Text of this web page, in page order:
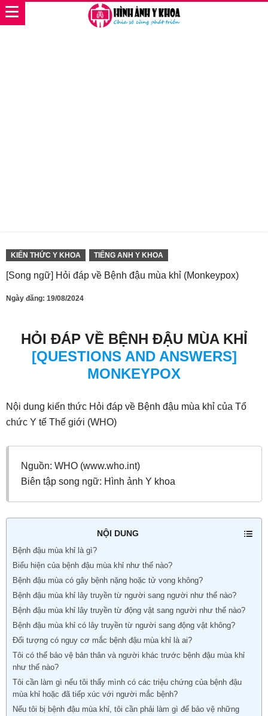
KIẾN THỨC Y KHOA TIẾNG ANH Y KHOA
[Song ngữ] Hỏi đáp về Bệnh đậu mùa khỉ (Monkeypox)
Ngày đăng: 19/08/2024
HỎI ĐÁP VỀ BỆNH ĐẬU MÙA KHỈ
[QUESTIONS AND ANSWERS]
MONKEYPOX
Nội dung kiến thức Hỏi đáp về Bệnh đậu mùa khỉ của Tổ
chức Y tế Thế giới (WHO)
Nguồn: WHO (www.who.int)
Biên tập song ngữ: Hình ảnh Y khoa
NỘI DUNG
Bệnh đậu mùa khỉ là gì?
Biểu hiện của bệnh đậu mùa khỉ như thế nào?
Bệnh đậu mùa có gây bệnh nặng hoặc tử vong không?
Bệnh đậu mùa khỉ lây truyền từ người sang người như thế nào?
Bệnh đậu mùa khỉ lây truyền từ động vật sang người như thế nào?
Bệnh đậu mùa khỉ có lây truyền từ người sang động vật không?
Đối tượng có nguy cơ mắc bệnh đậu mùa khỉ là ai?
Tôi có thể bảo vệ bản thân và người khác trước bệnh đậu mùa khỉ
như thế nào?
Tôi cần làm gì nếu tôi thấy mình có các triệu chứng của bệnh đậu
mùa khỉ hoặc đã tiếp xúc với người mắc bệnh?
Nếu tôi bị bệnh đậu mùa khỉ, tôi cần phải làm gì để bảo vệ những